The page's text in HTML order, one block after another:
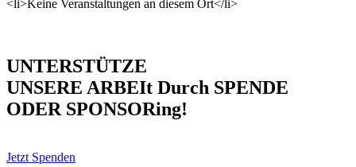
<li>Keine Veranstaltungen an diesem Ort</li>
UNTERSTÜTZE
UNSERE ARBEIt Durch SPENDE
ODER SPONSORing!
Jetzt Spenden